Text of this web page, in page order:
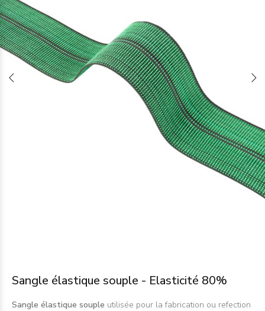
Sangle élastique souple - Elasticité 80%
Sangle élastique souple utilisée pour la fabrication ou refection